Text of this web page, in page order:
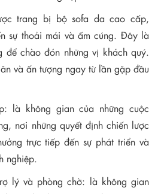
trang bị bộ sofa da cao cấp,
sự thoải mái và ấm cúng. Đây là
để chào đón những vị khách quý.
và ấn tượng ngay từ lần gặp đầu
là không gian của những cuộc
nơi những quyết định chiến lược
trực tiếp đến sự phát triển và
nghiệp.
lý và phòng chờ: là không gian